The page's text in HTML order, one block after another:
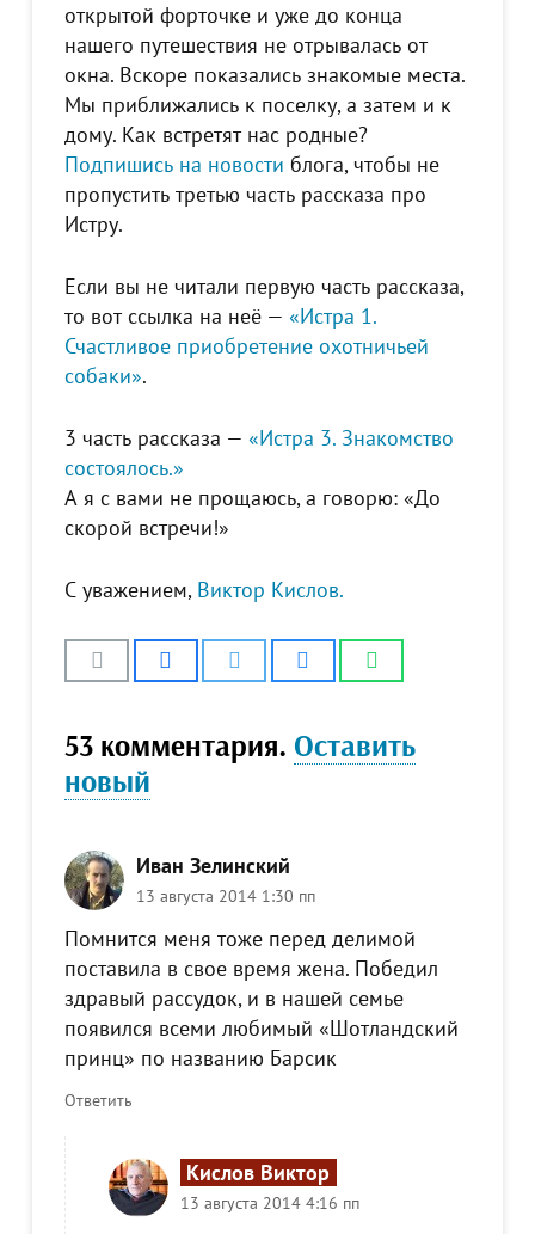
открытой форточке и уже до конца
нашего путешествия не отрывалась от
окна. Вскоре показались знакомые места.
Мы приближались к поселку, а затем и к
дому. Как встретят нас родные?
Подпишись на новости блога, чтобы не
пропустить третью часть рассказа про
Истру.
Если вы не читали первую часть рассказа,
то вот ссылка на неё — «Истра 1.
Счастливое приобретение охотничьей
собаки».
3 часть рассказа — «Истра 3. Знакомство
состоялось.»
А я с вами не прощаюсь, а говорю: «До
скорой встречи!»
С уважением, Виктор Кислов.
53 комментария. Оставить
новый
Иван Зелинский
13 августа 2014 1:30 пп
Помнится меня тоже перед делимой
поставила в свое время жена. Победил
здравый рассудок, и в нашей семье
появился всеми любимый «Шотландский
принц» по названию Барсик
Ответить
Кислов Виктор
13 августа 2014 4:16 пп